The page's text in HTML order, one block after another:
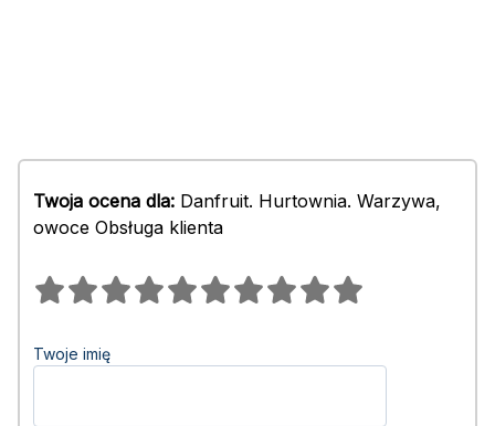
Twoja ocena dla: Danfruit. Hurtownia. Warzywa,
owoce Obsługa klienta
Twoje imię